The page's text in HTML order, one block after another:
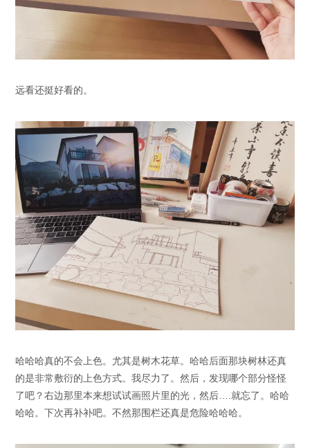
远看还挺好看的。
哈哈哈真的不会上色。尤其是树木花草。哈哈后面那块树林还真
的是非常敷衍的上色方式。我尽力了。然后，发现哪个部分怪怪
了吧？右边那里本来想试试画照片里的光，然后….就忘了。哈哈
哈哈。下次再补补吧。不然那围栏还真是危险哈哈哈。